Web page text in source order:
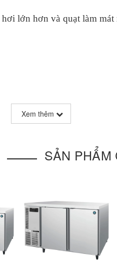
lớn hơn và quạt làm mát
Xem thêm
SẢN PHẨM